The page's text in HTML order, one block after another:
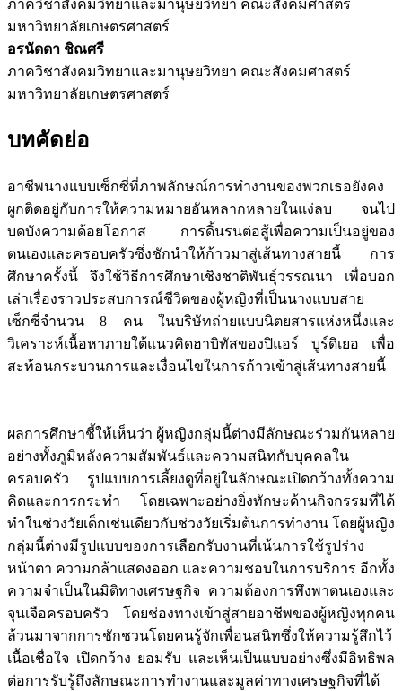
ภาควิชาสังคมวิทยาและมานุษยวิทยา คณะสังคมศาสตร์
มหาวิทยาลัยเกษตรศาสตร์
อรนัดดา ชิณศรี
ภาควิชาสังคมวิทยาและมานุษยวิทยา คณะสังคมศาสตร์
มหาวิทยาลัยเกษตรศาสตร์
บทคัดย่อ
อาชีพนางแบบเซ็กซี่ที่ภาพลักษณ์การทำงานของพวกเธอยังคง
ผูกติดอยู่กับการให้ความหมายอันหลากหลายในแง่ลบ จนไป
บดบังความด้อยโอกาส การดิ้นรนต่อสู้เพื่อความเป็นอยู่ของ
ตนเองและครอบครัวซึ่งชักนำให้ก้าวมาสู่เส้นทางสายนี้ การ
ศึกษาครั้งนี้ จึงใช้วิธีการศึกษาเชิงชาติพันธุ์วรรณนา เพื่อบอก
เล่าเรื่องราวประสบการณ์ชีวิตของผู้หญิงที่เป็นนางแบบสาย
เซ็กซี่จำนวน 8 คน ในบริษัทถ่ายแบบนิตยสารแห่งหนึ่งและ
วิเคราะห์เนื้อหาภายใต้แนวคิดฮาบิทัสของปิแอร์ บูร์ดิเยอ เพื่อ
สะท้อนกระบวนการและเงื่อนไขในการก้าวเข้าสู่เส้นทางสายนี้
ผลการศึกษาชี้ให้เห็นว่า ผู้หญิงกลุ่มนี้ต่างมีลักษณะร่วมกันหลาย
อย่างทั้งภูมิหลังความสัมพันธ์และความสนิทกับบุคคลใน
ครอบครัว รูปแบบการเลี้ยงดูที่อยู่ในลักษณะเปิดกว้างทั้งความ
คิดและการกระทำ โดยเฉพาะอย่างยิ่งทักษะด้านกิจกรรมที่ได้
ทำในช่วงวัยเด็กเช่นเดียวกับช่วงวัยเริ่มต้นการทำงาน โดยผู้หญิง
กลุ่มนี้ต่างมีรูปแบบของการเลือกรับงานที่เน้นการใช้รูปร่าง
หน้าตา ความกล้าแสดงออก และความชอบในการบริการ อีกทั้ง
ความจำเป็นในมิติทางเศรษฐกิจ ความต้องการพึงพาตนเองและ
จุนเจือครอบครัว โดยช่องทางเข้าสู่สายอาชีพของผู้หญิงทุกคน
ล้วนมาจากการชักชวนโดยคนรู้จักเพื่อนสนิทซึ่งให้ความรู้สึกไว้
เนื้อเชื่อใจ เปิดกว้าง ยอมรับ และเห็นเป็นแบบอย่างซึ่งมีอิทธิพล
ต่อการรับรู้ถึงลักษณะการทำงานและมูลค่าทางเศรษฐกิจที่ได้